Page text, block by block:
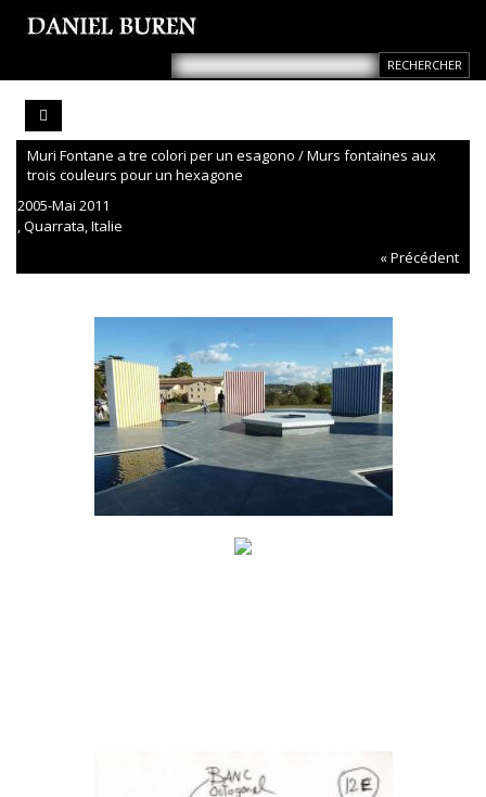
Muri Fontane a tre colori per un esagono / Murs fontaines aux
trois couleurs pour un hexagone
2005-Mai 2011
, Quarrata, Italie
« Précédent